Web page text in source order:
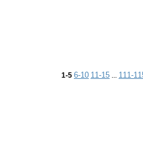
1-5 6-10 11-15 111-